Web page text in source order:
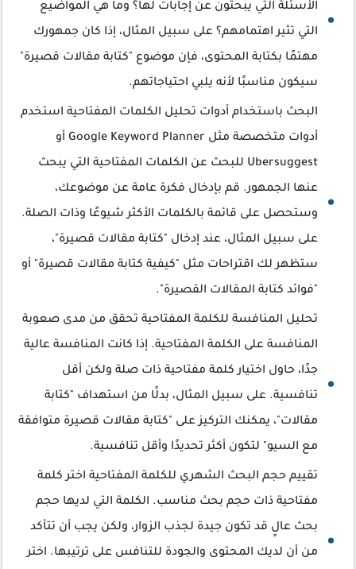
الأسئلة التي يبحثون عن إجابات لها؟ وما هي المواضيع
التي تثير اهتمامهم؟ على سبيل المثال، إذا كان جمهورك
مهتمًا بكتابة المحتوى، فإن موضوع "كتابة مقالات قصيرة"
سيكون مناسبًا لأنه يلبي احتياجاتهم.
البحث باستخدام أدوات تحليل الكلمات المفتاحية استخدم
أدوات متخصصة مثل Google Keyword Planner أو
Ubersuggest للبحث عن الكلمات المفتاحية التي يبحث
عنها الجمهور. قم بإدخال فكرة عامة عن موضوعك،
وستحصل على قائمة بالكلمات الأكثر شيوعًا وذات الصلة.
على سبيل المثال، عند إدخال "كتابة مقالات قصيرة"،
ستظهر لك اقتراحات مثل "كيفية كتابة مقالات قصيرة" أو
"فوائد كتابة المقالات القصيرة".
تحليل المنافسة للكلمة المفتاحية تحقق من مدى صعوبة
المنافسة على الكلمة المفتاحية. إذا كانت المنافسة عالية
جدًا، حاول اختيار كلمة مفتاحية ذات صلة ولكن أقل
تنافسية. على سبيل المثال، بدلًا من استهداف "كتابة
مقالات"، يمكنك التركيز على "كتابة مقالات قصيرة متوافقة
مع السيو" لتكون أكثر تحديدًا وأقل تنافسية.
تقييم حجم البحث الشهري للكلمة المفتاحية اختر كلمة
مفتاحية ذات حجم بحث مناسب. الكلمة التي لديها حجم
بحث عالٍ قد تكون جيدة لجذب الزوار، ولكن يجب أن تتأكد
من أن لديك المحتوى والجودة للتنافس على ترتيبها. اختر